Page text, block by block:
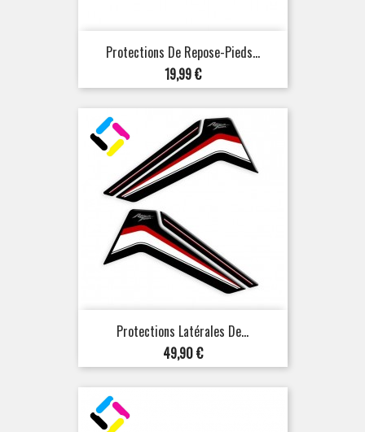
Protections De Repose-Pieds...
Prix
19,99 €
Protections Latérales De...
Prix
49,90 €